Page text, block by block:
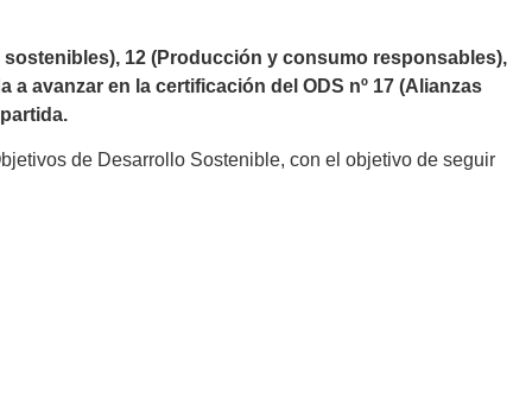
12 (Producción y consumo responsables),
avanzar en la certificación del ODS nº 17 (Alianzas
de Desarrollo Sostenible, con el objetivo de seguir